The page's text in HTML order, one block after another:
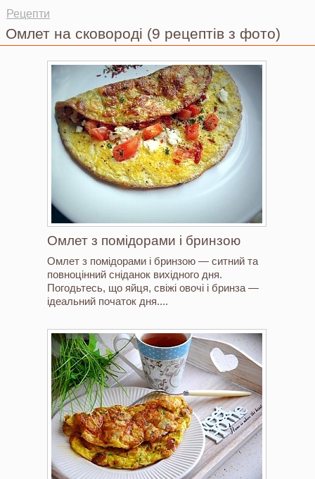
Ви тут
Рецепти
Омлет на сковороді (9 рецептів з фото)
Омлет з помідорами і бринзою
Омлет з помідорами і бринзою — ситний та
повноцінний сніданок вихідного дня.
Погодьтесь, що яйця, свіжі овочі і бринза —
ідеальний початок дня....